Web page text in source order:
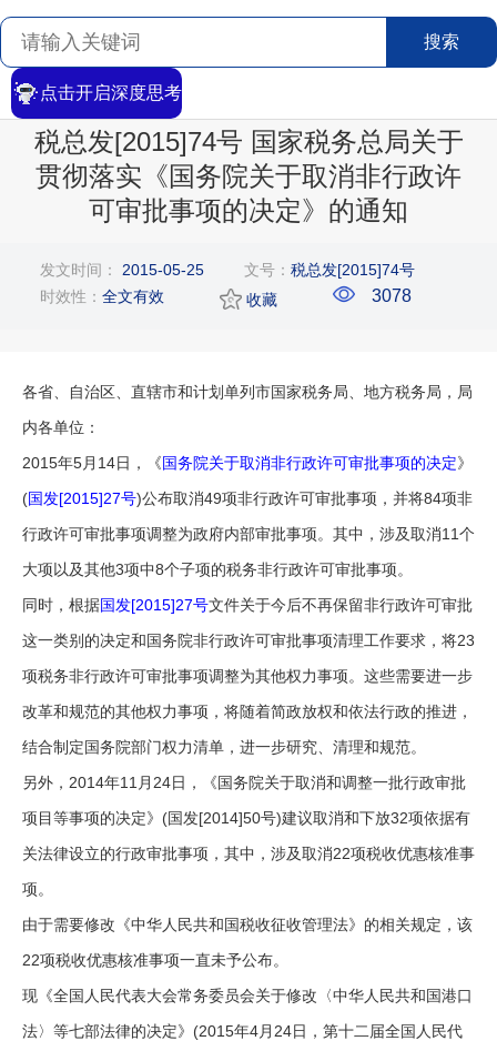
搜索
点击开启深度思考
首页 > 搜索 > 文章详情
税总发[2015]74号 国家税务总局关于
贯彻落实《国务院关于取消非行政许
可审批事项的决定》的通知
发文时间： 2015-05-25 文号： 税总发[2015]74号
时效性： 全文有效 收藏 3078
各省、自治区、直辖市和计划单列市国家税务局、地方税务局，局
内各单位：
2015年5月14日，《国务院关于取消非行政许可审批事项的决定》
(国发[2015]27号)公布取消49项非行政许可审批事项，并将84项非
行政许可审批事项调整为政府内部审批事项。其中，涉及取消11个
大项以及其他3项中8个子项的税务非行政许可审批事项。
同时，根据国发[2015]27号文件关于今后不再保留非行政许可审批
这一类别的决定和国务院非行政许可审批事项清理工作要求，将23
项税务非行政许可审批事项调整为其他权力事项。这些需要进一步
改革和规范的其他权力事项，将随着简政放权和依法行政的推进，
结合制定国务院部门权力清单，进一步研究、清理和规范。
另外，2014年11月24日，《国务院关于取消和调整一批行政审批
项目等事项的决定》(国发[2014]50号)建议取消和下放32项依据有
关法律设立的行政审批事项，其中，涉及取消22项税收优惠核准事
项。
由于需要修改《中华人民共和国税收征收管理法》的相关规定，该
22项税收优惠核准事项一直未予公布。
现《全国人民代表大会常务委员会关于修改〈中华人民共和国港口
法〉等七部法律的决定》(2015年4月24日，第十二届全国人民代